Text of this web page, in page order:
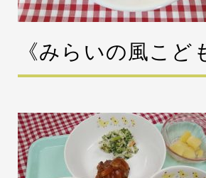
《みらいの風こ